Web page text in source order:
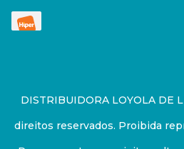
DISTRIBUIDORA LOYOLA DE
direitos reservados. Proibida